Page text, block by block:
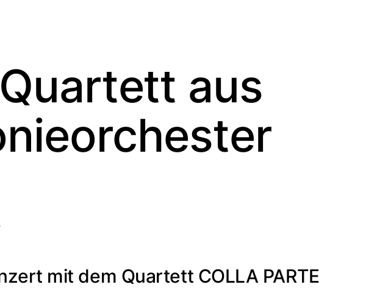
aus
mit dem Quartett COLLA PARTE